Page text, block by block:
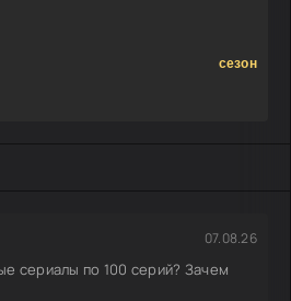
сезон
07.08.26
сериалы по 100 серий? Зачем